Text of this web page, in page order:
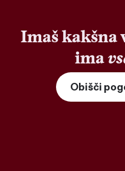
Imaš kakšna
ima
Obišči